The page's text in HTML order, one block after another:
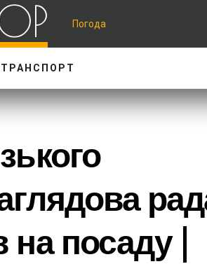
Погода
ТРАНСПОРТ
посаду |